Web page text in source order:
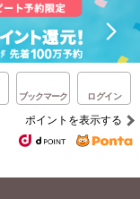
ブックマーク ログイン
ポイントを表示する